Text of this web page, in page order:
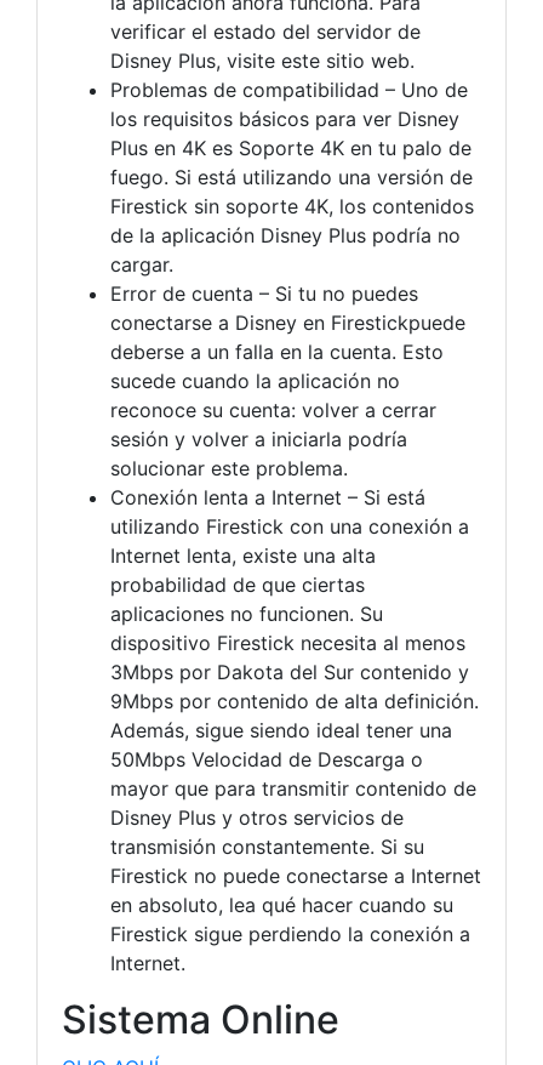
verificar el estado del servidor de
Disney Plus, visite este sitio web.
Problemas de compatibilidad – Uno de
los requisitos básicos para ver Disney
Plus en 4K es Soporte 4K en tu palo de
fuego. Si está utilizando una versión de
Firestick sin soporte 4K, los contenidos
de la aplicación Disney Plus podría no
cargar.
Error de cuenta – Si tu no puedes
conectarse a Disney en Firestickpuede
deberse a un falla en la cuenta. Esto
sucede cuando la aplicación no
reconoce su cuenta: volver a cerrar
sesión y volver a iniciarla podría
solucionar este problema.
Conexión lenta a Internet – Si está
utilizando Firestick con una conexión a
Internet lenta, existe una alta
probabilidad de que ciertas
aplicaciones no funcionen. Su
dispositivo Firestick necesita al menos
3Mbps por Dakota del Sur contenido y
9Mbps por contenido de alta definición.
Además, sigue siendo ideal tener una
50Mbps Velocidad de Descarga o
mayor que para transmitir contenido de
Disney Plus y otros servicios de
transmisión constantemente. Si su
Firestick no puede conectarse a Internet
en absoluto, lea qué hacer cuando su
Firestick sigue perdiendo la conexión a
Internet.
Sistema Online